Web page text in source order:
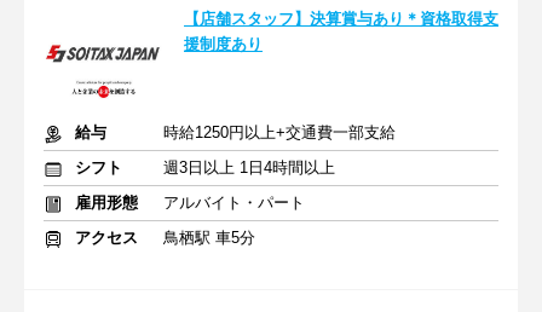
【店舗スタッフ】決算賞与あり＊資格取得支
援制度あり
給与
時給1250円以上+交通費一部支給
シフト
週3日以上 1日4時間以上
雇用形態
アルバイト・パート
アクセス
鳥栖駅 車5分